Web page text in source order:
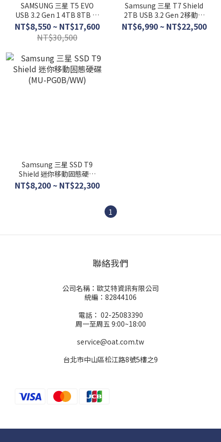
SAMSUNG 三星 T5 EVO
USB 3.2 Gen 1 4TB 8TB 移
動固態硬碟
NT$8,550 ~ NT$17,600
NT$30,500
Samsung 三星 T7 Shield
2TB USB 3.2 Gen 2移動固
態硬碟 SSD
NT$6,990 ~ NT$22,500
Samsung 三星 SSD T9
Shield 迷你移動固態硬碟
(MU-PG0B/WW)
NT$8,200 ~ NT$22,300
1
聯絡我們
公司名稱：歐艾特資訊有限公司
統編：82844106
電話： 02-25083390
周一至周五 9:00~18:00
service@oat.com.tw
台北市中山區松江路8號5樓之9